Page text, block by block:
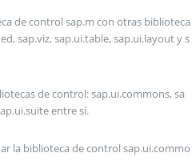
de control sap.m con otras biblioteca
sap.viz, sap.ui.table, sap.ui.layout y s
de control: sap.ui.commons, sa
entre sí.
la biblioteca de control sap.ui.commo